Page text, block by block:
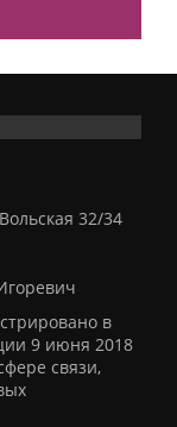
32/34
в
9 июня 2018
связи,